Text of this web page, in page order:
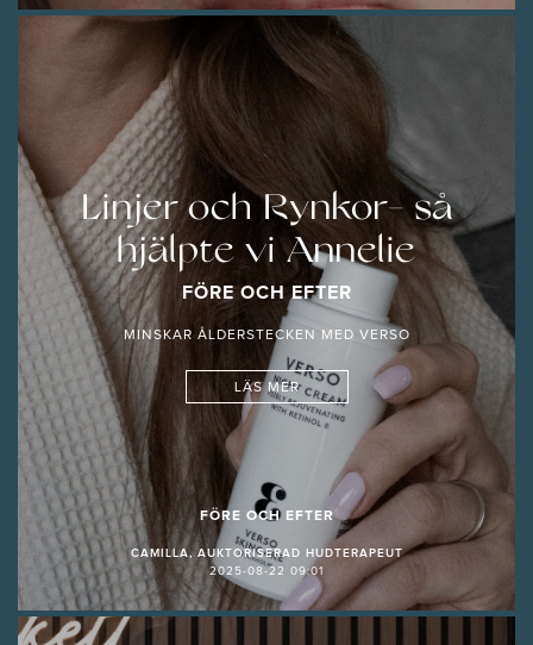
Linjer och Rynkor- så
hjälpte vi Annelie
FÖRE OCH EFTER
MINSKAR ÅLDERSTECKEN MED VERSO
LÄS MER
FÖRE OCH EFTER
CAMILLA, AUKTORISERAD HUDTERAPEUT
2025-08-22 09:01